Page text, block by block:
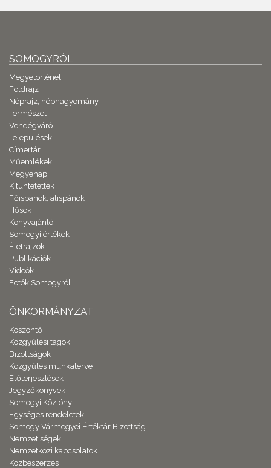
SOMOGYRÓL
Megyetörténet
Földrajz
Néprajz, néphagyomány
Természet
Vendégváró
Települések
Címertár
Műemlékek
Megyenap
Kitüntetettek
Főispánok, alispánok
Hősök
Könyvajánló
Somogyi értékek
Életrajzok
Publikációk
Videók
Fotók Somogyról
ÖNKORMÁNYZAT
Köszöntő
Közgyűlési tagok
Bizottságok
Közgyűlés munkaterve
Előterjesztések
Jegyzőkönyvek
Somogyi Közlöny
Egységes rendeletek
Somogy Vármegyei Értéktár Bizottság
Nemzetiségek
Nemzetközi kapcsolatok
Közbeszerzés